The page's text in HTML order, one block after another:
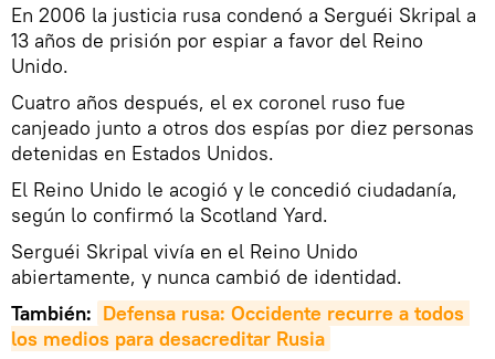
En 2006 la justicia rusa condenó a Serguéi Skripal a
13 años de prisión por espiar a favor del Reino
Unido.
Cuatro años después, el ex coronel ruso fue
canjeado junto a otros dos espías por diez personas
detenidas en Estados Unidos.
El Reino Unido le acogió y le concedió ciudadanía,
según lo confirmó la Scotland Yard.
Serguéi Skripal vivía en el Reino Unido
abiertamente, y nunca cambió de identidad.
También: Defensa rusa: Occidente recurre a todos
los medios para desacreditar Rusia